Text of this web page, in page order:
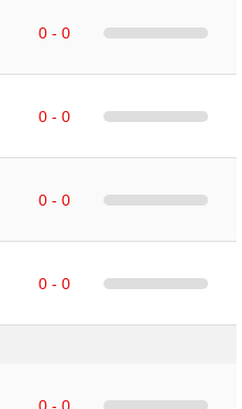
0 - 0
0 - 0
0 - 0
0 - 0
0 - 0